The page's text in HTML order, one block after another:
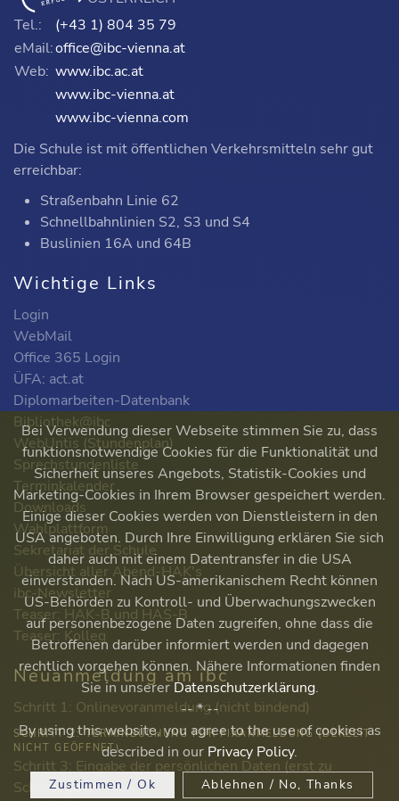
Tel.:
(+43 1) 804 35 79
eMail:office@ibc-vienna.at
Web: www.ibc.ac.at
www.ibc-vienna.at
www.ibc-vienna.com
Die Schule ist mit öffentlichen Verkehrsmitteln sehr gut
erreichbar:
Straßenbahn Linie 62
Schnellbahnlinien S2, S3 und S4
Buslinien 16A und 64B
Wichtige Links
Login
WebMail
Office 365 Login
ÜFA: act.at
Diplomarbeiten-Datenbank
Bibliothek@ibc
WebUntis (Stundenplan)
Sprechstundenliste
Terminkalender
Downloads
Wahlplattform
Sekretariat der Schule
Übersicht aller Abend-HAK's
ibc-Newsletter
Teaser: HAK-B und HAS-B
Teaser: Kolleg
Neuanmeldung am ibc
Schritt 1: Onlinevoranmeldung (nicht bindend)
SCHRITT 2: TERMINBUCHUNG FÜR FIXANMELDUNG (DERZEIT
NICHT GEÖFFNET)
Schritt 3: Eingabe der persönlichen Daten (erst zu
Schulbeginn!)
Bei Verwendung dieser Webseite stimmen Sie zu, dass
funktionsnotwendige Cookies für die Funktionalität und
Sicherheit unseres Angebots, Statistik-Cookies und
Marketing-Cookies in Ihrem Browser gespeichert werden.
Einige dieser Cookies werden von Dienstleistern in den
USA angeboten. Durch Ihre Einwilligung erklären Sie sich
daher auch mit einem Datentransfer in die USA
einverstanden. Nach US-amerikanischem Recht können
US-Behörden zu Kontroll- und Überwachungszwecken
auf personenbezogene Daten zugreifen, ohne dass die
Betroffenen darüber informiert werden und dagegen
rechtlich vorgehen können. Nähere Informationen finden
Sie in unsererDatenschutzerklärung.
-- * --
By using this website, you agree to the use of cookies as
described in our Privacy Policy.
Zustimmen / Ok Ablehnen / No, Thanks